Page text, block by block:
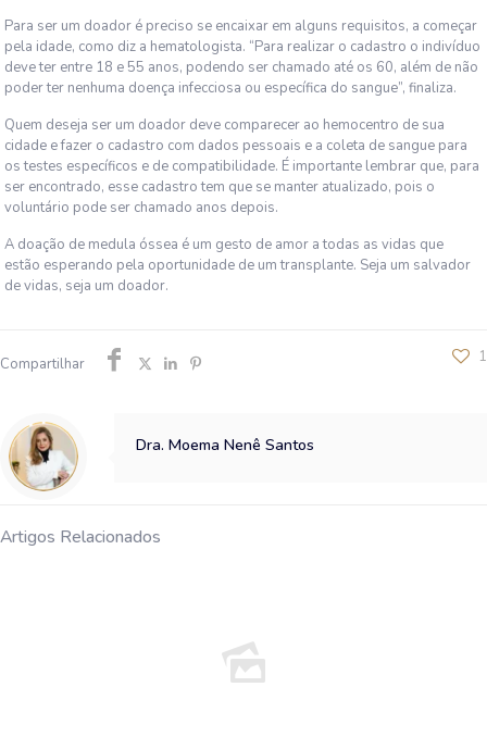
Para ser um doador é preciso se encaixar em alguns requisitos, a começar
pela idade, como diz a hematologista. “Para realizar o cadastro o indivíduo
deve ter entre 18 e 55 anos, podendo ser chamado até os 60, além de não
poder ter nenhuma doença infecciosa ou específica do sangue”, finaliza.
Quem deseja ser um doador deve comparecer ao hemocentro de sua
cidade e fazer o cadastro com dados pessoais e a coleta de sangue para
os testes específicos e de compatibilidade. É importante lembrar que, para
ser encontrado, esse cadastro tem que se manter atualizado, pois o
voluntário pode ser chamado anos depois.
A doação de medula óssea é um gesto de amor a todas as vidas que
estão esperando pela oportunidade de um transplante. Seja um salvador
de vidas, seja um doador.
Compartilhar 1
Dra. Moema Nenê Santos
Artigos Relacionados